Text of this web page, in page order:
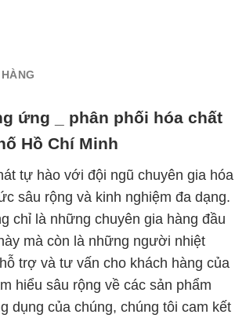
ứng _ phân phối hóa chất
Hồ Chí Minh
tự hào với đội ngũ chuyên gia hóa
sâu rộng và kinh nghiệm đa dạng.
chỉ là những chuyên gia hàng đầu
mà còn là những người nhiệt
trợ và tư vấn cho khách hàng của
hiểu sâu rộng về các sản phẩm
dụng của chúng, chúng tôi cam kết